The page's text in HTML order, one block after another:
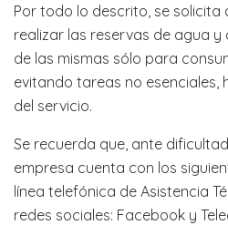
Por todo lo descrito, se solicita
realizar las reservas de agua
de las mismas sólo para
evitando tareas no esenciales,
del servicio.
Se recuerda que, ante
empresa cuenta con los
línea telefónica de Asistencia
redes sociales: Facebook y